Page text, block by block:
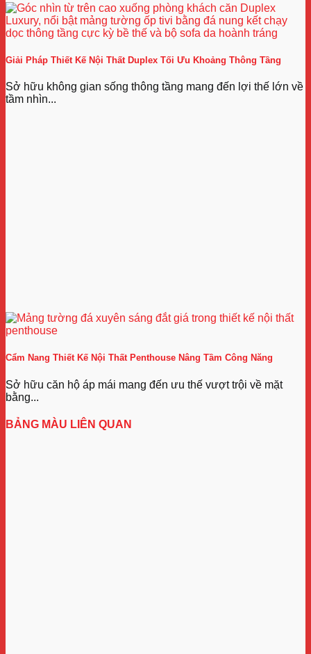
Giải Pháp Thiết Kế Nội Thất Duplex Tối Ưu Khoảng Thông Tầng
Sở hữu không gian sống thông tầng mang đến lợi thế lớn về
tầm nhìn...
Cẩm Nang Thiết Kế Nội Thất Penthouse Nâng Tầm Công Năng
Sở hữu căn hộ áp mái mang đến ưu thế vượt trội về mặt
bằng...
BẢNG MÀU LIÊN QUAN